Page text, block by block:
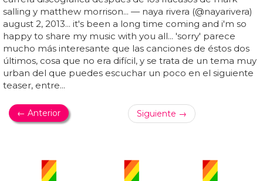
salling y matthew morrison... — naya rivera (@nayarivera)
august 2, 2013... it's been a long time coming and i'm so
happy to share my music with you all... 'sorry' parece
mucho más interesante que las canciones de éstos dos
últimos, cosa que no era difícil, y se trata de un tema muy
urban del que puedes escuchar un poco en el siguiente
teaser, entre...
← Anterior Siguiente →